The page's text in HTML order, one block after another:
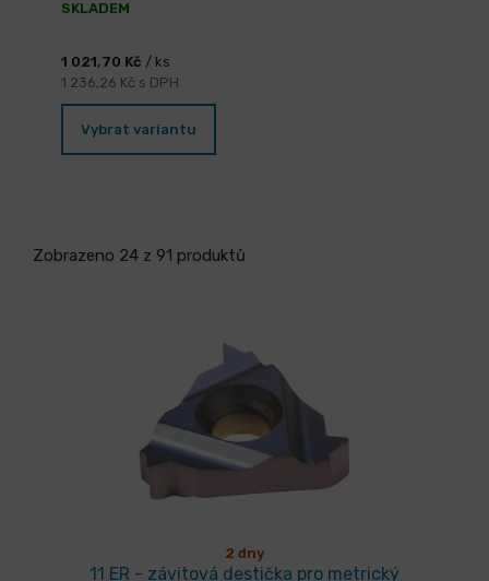
SKLADEM
1 021,70 Kč / ks
1 236,26 Kč s DPH
Vybrat variantu
Zobrazeno 24 z 91 produktů
2 dny
11 ER - závitová destička pro metrický